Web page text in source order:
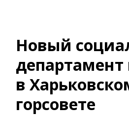
Новый
департамент
в
горсовете